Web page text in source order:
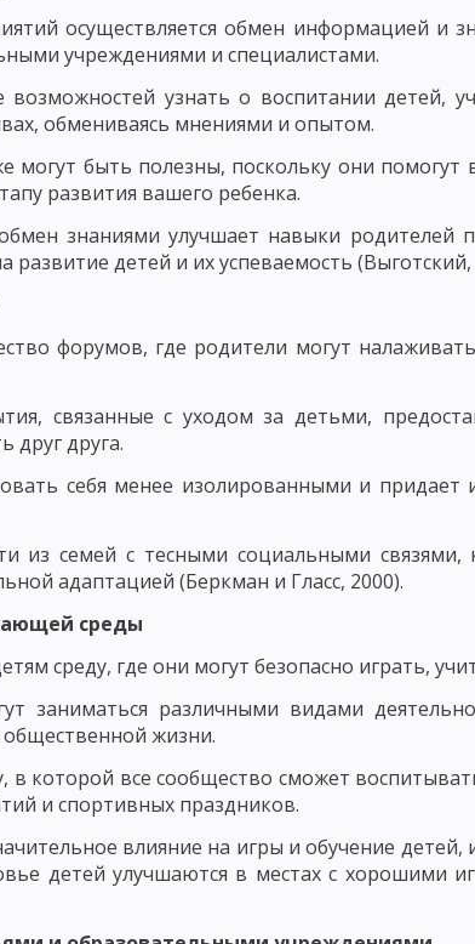
ЭМОЦИИ, ЧУВСТВА, МОТИВЫ
ВОСПИТАНИЯ ВОСПИТАТЕЛЬНЫЕ ВОЗДЕЙСТВИЯ.
ПРОЦЕССА ВОСПИТАНИЯ. ОСНОВНЫЕ ФУНКЦИИ
ПРОЦЕССА МОДЕЛЬ ПРОЦЕССА ВОСПИТАНИЯ И
СОДЕРЖАТЕЛЬНЫЙ И ПРОЦЕССУАЛЬНЫЙ КОМПОНЕНТЫ
УЧЕБНОГО ПРОЦЕССА. ВОСПИТАННОСТЬ, ЕЕ
ПРИНЦИП ЦЕЛЕНАПРАВЛЕННОСТИ В ВОСПИТАНИИ
МЕРОПРИЯТИЙ ПРИНЦИП ОПТИМИЗАЦИИ
ВОСПИТАННИКА
СОЗНАТЕЛЬНОСТИ, САМОДЕЯТЕЛЬНОСТИ И
НЕПОСРЕДСТВЕННОГО ВОСПИТАТЕЛЬНОГО ВОЗДЕЙСТВИЯ
СРЕДЫ ОБЩЕСТВЕННОЕ МНЕНИЕ
СУЩНОСТЬ САМОВОСПИТАНИЯ
САМОНАБЛЮДЕНИЕ НАЧАЛЬНАЯ ШКОЛА - СХЕМЫ И
ПЕДАГОГИКА.ОРГ
осуществляется обмен информацией и
учреждениями и специалистами.
узнать о воспитании детей,
обмениваясь мнениями и опытом.
могут быть полезны, поскольку они
развития вашего ребенка.
знаниями улучшает навыки родителей
детей и их успеваемость (Выготский,
форумов, где родители могут
связанные с уходом за детьми,
друг друга.
себя менее изолированными и
из семей с тесными социальными
адаптацией (Беркман и Гласс, 2000).
среды
среду, где они могут безопасно играть,
заниматься различными видами
жизни.
в которой все сообщество сможет
и спортивных праздников.
влияние на игры и обучение детей,
детей улучшаются в местах с хорошими